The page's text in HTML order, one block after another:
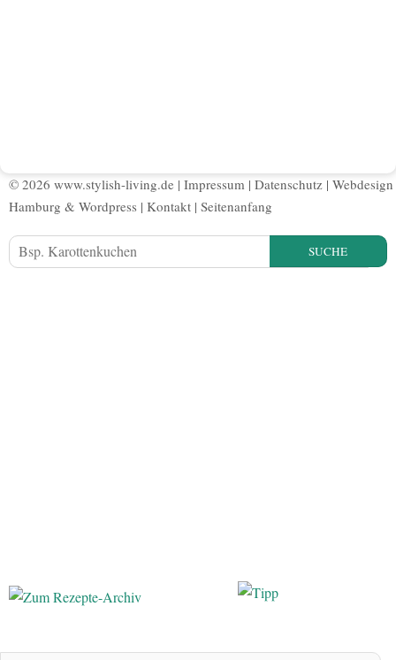
© 2026 www.stylish-living.de | Impressum | Datenschutz | Webdesign
Hamburg & Wordpress | Kontakt | Seitenanfang
SUCHE